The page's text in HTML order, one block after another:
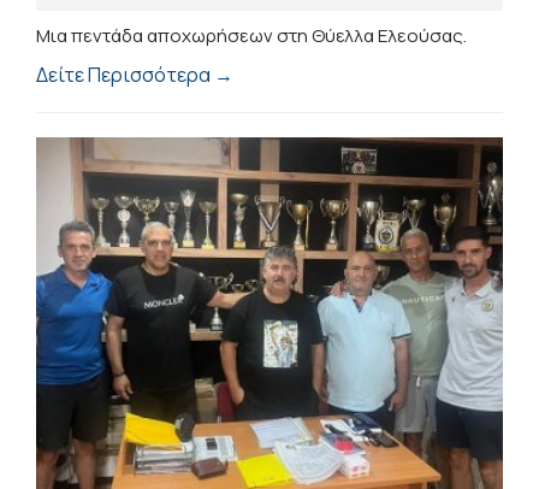
Μια πεντάδα αποχωρήσεων στη Θύελλα Ελεούσας.
Δείτε Περισσότερα →